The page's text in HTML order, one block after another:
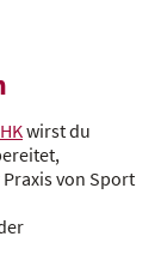
wirst du
von Sport